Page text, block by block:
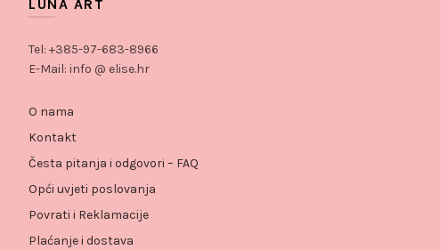
LUNA ART
Tel: +385-97-683-8966
E-Mail: info @ elise.hr
O nama
Kontakt
Česta pitanja i odgovori – FAQ
Opći uvjeti poslovanja
Povrati i Reklamacije
Plaćanje i dostava